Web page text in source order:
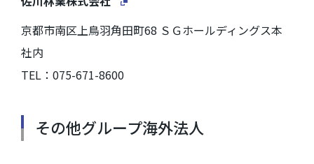
京都市南区上鳥羽角田町68 ＳＧホールディングス本
社内
TEL：075-671-8600
その他グループ海外法人